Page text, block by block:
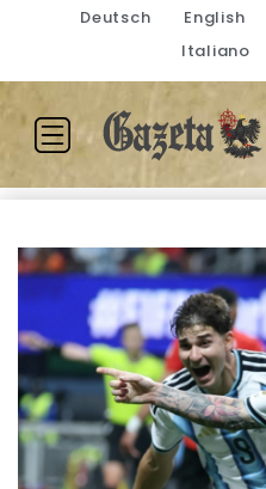
Deutsch English
Italiano